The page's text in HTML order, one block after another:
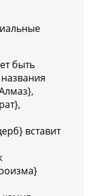
быть
вставит